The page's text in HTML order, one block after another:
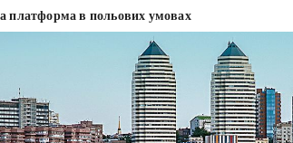
платформа в польових умовах
міськради Дніпра — ЗМІ
нелегального бізнесу, збагатився під час